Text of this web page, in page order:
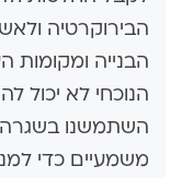
הבירוקרטיה
הבנייה
הנוכחי לא יכול
השתמשנו בשגרה
משמעיים כדי